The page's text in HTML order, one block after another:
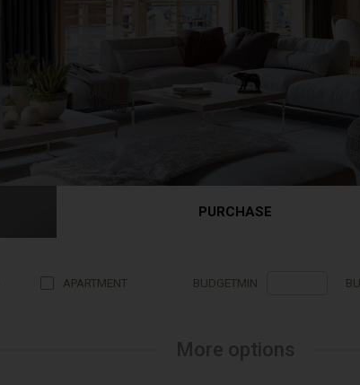
PURCHASE
APARTMENT BUDGETMIN